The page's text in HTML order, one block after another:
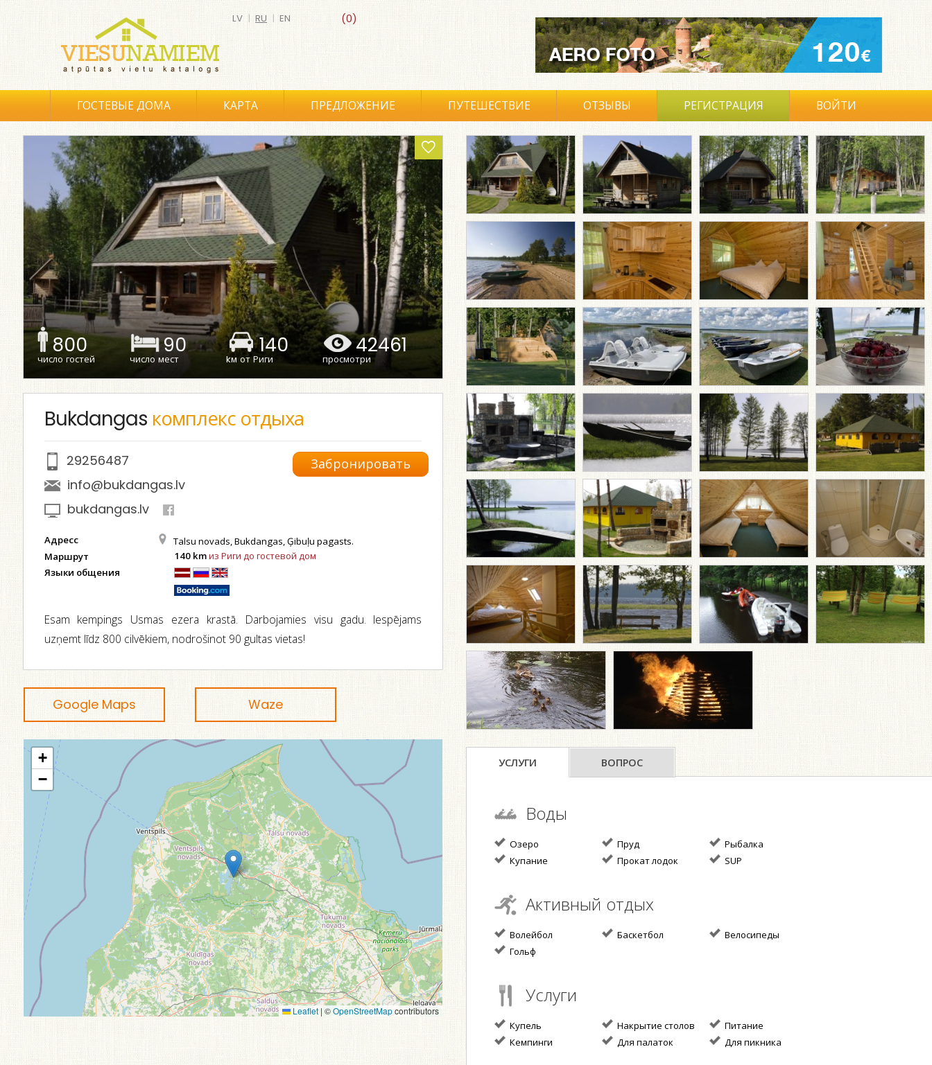
(0)
LV | RU | EN
ГОСТЕВЫЕ ДОМА КАРТА ПРЕДЛОЖЕНИЕ ПУТЕШЕСТВИЕ ОТЗЫВЫ РЕГИСТРАЦИЯ ВОЙТИ
800
число гостей
90
число мест
140
kм от Риги
42461
просмотри
Bukdangas комплекс отдыха
Забронировать
29256487
info@bukdangas.lv
bukdangas.lv
Адресс Talsu novads, Bukdangas, Ģibuļu pagasts.
Маршрут 140 kmиз Риги до гостевой дом
Языки общения
Esam kempings Usmas ezera krastā. Darbojamies visu gadu. Iespējams
uzņemt līdz 800 cilvēkiem, nodrošinot 90 gultas vietas!
Google Maps Waze
+
−
Leaflet | ©OpenStreetMapcontributors
УСЛУГИ ВОПРОС
Воды
Озеро Пруд
Рыбалка
Купание
Прокат лодок SUP
Активный отдых
Волейбол Баскетбол
Велосипеды
Гольф
Услуги
Купель Накрытие столов
Питание
Кемпинги
Для палаток Для пикника